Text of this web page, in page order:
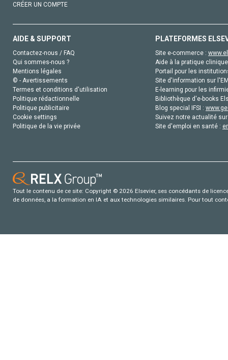
CRÉER UN COMPTE
AIDE & SUPPORT
Contactez-nous / FAQ
Qui sommes-nous ?
Mentions légales
© - Avertissements
Termes et conditions d'utilisation
Politique rédactionnelle
Politique publicitaire
Cookie settings
Politique de la vie privée
PLATEFORMES
Site e-commerce :
Aide à la pratique
Portail pour les
Site d'information sur
E-learning pour les
Bibliothèque d'e-books
Blog special IFSI :
Suivez notre actualité
Site d'emploi en santé :
Tout le contenu de ce site: Copyright © 2026 Elsevier, ses concédants de
de données, a la formation en IA et aux technologies similaires. Pour tout